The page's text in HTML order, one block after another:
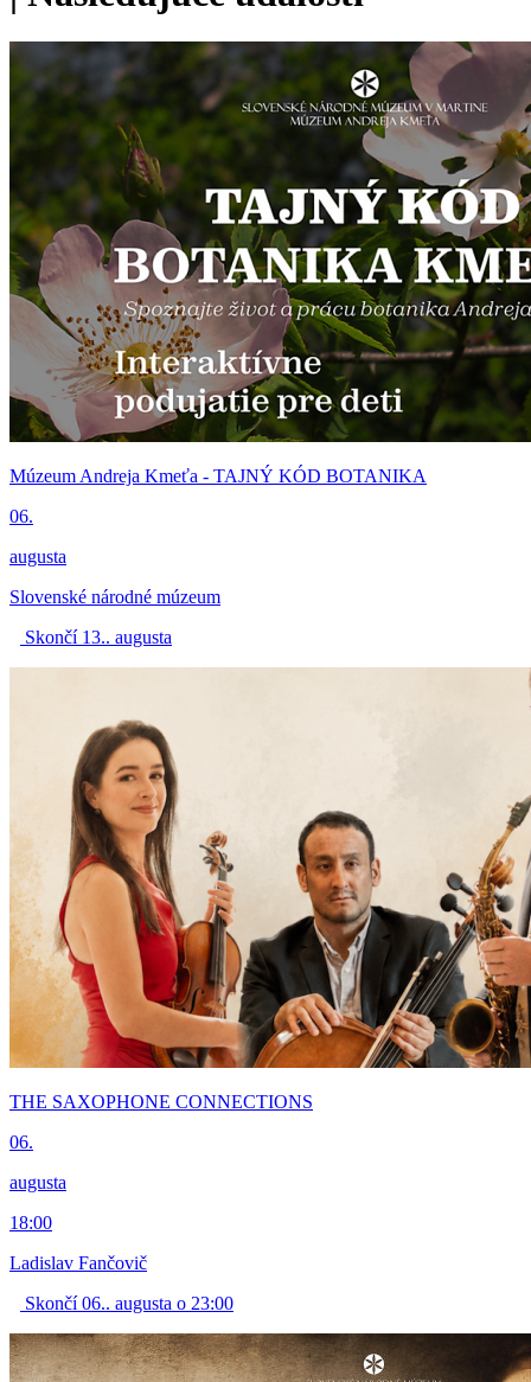
Múzeum Andreja Kmeťa - TAJNÝ KÓD BOTANIKA
06.
augusta
Slovenské národné múzeum
Skončí 13.. augusta
THE SAXOPHONE CONNECTIONS
06.
augusta
18:00
Ladislav Fančovič
Skončí 06.. augusta o 23:00